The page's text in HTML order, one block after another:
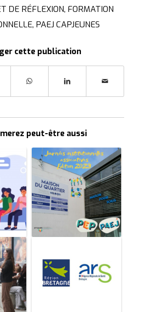
DE RÉFLEXION, FORMATION
, PAEJ CAPJEUNES
cette publication
peut-être aussi